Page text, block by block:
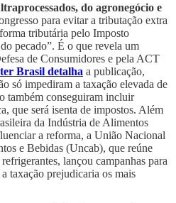
do agronegócio e
para evitar a tributação extra
tributária pelo Imposto
pecado”. É o que revela um
de Consumidores e pela ACT
Brasil detalha a publicação,
só impediram a taxação elevada de
também conseguiram incluir
que será isenta de impostos. Além
da Indústria de Alimentos
a reforma, a União Nacional
e Bebidas (Uncab), que reúne
lançou campanhas para
taxação prejudicaria os mais